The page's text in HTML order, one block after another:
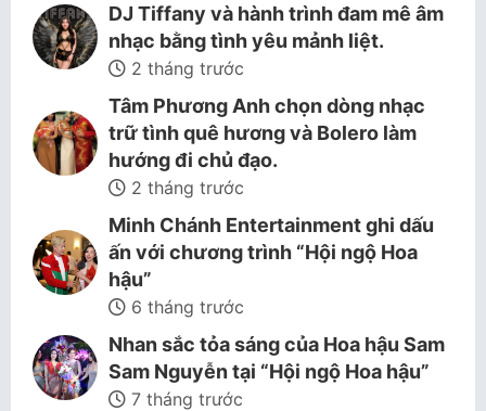
DJ Tiffany và hành trình đam mê âm
nhạc bằng tình yêu mảnh liệt.
2 tháng trước
Tâm Phương Anh chọn dòng nhạc
trữ tình quê hương và Bolero làm
hướng đi chủ đạo.
2 tháng trước
Minh Chánh Entertainment ghi dấu
ấn với chương trình “Hội ngộ Hoa
hậu”
6 tháng trước
Nhan sắc tỏa sáng của Hoa hậu Sam
Sam Nguyễn tại “Hội ngộ Hoa hậu”
7 tháng trước